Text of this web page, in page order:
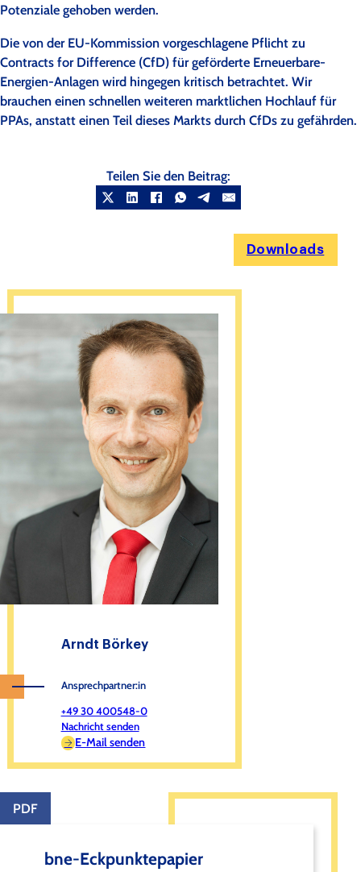
Potenziale gehoben werden.
Die von der EU-Kommission vorgeschlagene Pflicht zu
Contracts for Difference (CfD) für geförderte Erneuerbare-
Energien-Anlagen wird hingegen kritisch betrachtet. Wir
brauchen einen schnellen weiteren marktlichen Hochlauf für
PPAs, anstatt einen Teil dieses Markts durch CfDs zu gefährden.
Teilen Sie den Beitrag:
Downloads
Arndt Börkey
Ansprechpartner:in
+49 30 400548-0
Nachricht senden
E-Mail senden
PDF
bne-Eckpunktepapier